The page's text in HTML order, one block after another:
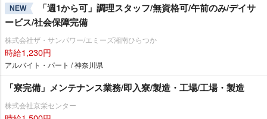
NEW
「週1から可」調理スタッフ/無資格可/午前のみ/デイサ
ービス/社会保障完備
株式会社ザ・サンパワー/エミーズ湘南ひらつか
時給1,230円
アルバイト・パート / 神奈川県
「寮完備」メンテナンス業務/即入寮/製造・工場/工場・製造
株式会社京栄センター